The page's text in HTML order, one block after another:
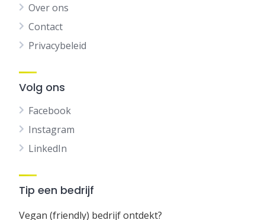
Over ons
Contact
Privacybeleid
Volg ons
Facebook
Instagram
LinkedIn
Tip een bedrijf
Vegan (friendly) bedrijf ontdekt?